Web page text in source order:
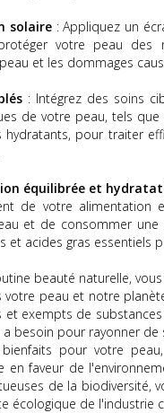
solaire: Appliquez un
votre peau des
et les dommages
: Intégrez des soins
de votre peau, tels
hydratants, pour traiter
équilibrée et
de votre alimentation
et de consommer une
et acides gras essentiels
beauté naturelle,
votre peau et notre
et exempts de
besoin pour rayonner de
pour votre
en faveur de
de la biodiversité,
écologique de l'industrie